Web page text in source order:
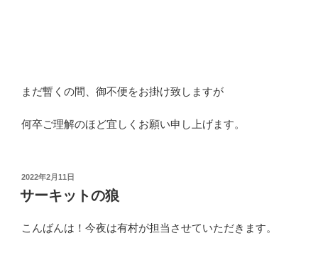
まだ暫くの間、御不便をお掛け致しますが
何卒ご理解のほど宜しくお願い申し上げます。
投
稿
日:
2022年2月11日
サーキットの狼
こんばんは！今夜は有村が担当させていただきます。